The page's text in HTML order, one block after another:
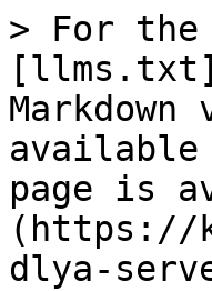
> For the
available
page is
(https://
dlya-